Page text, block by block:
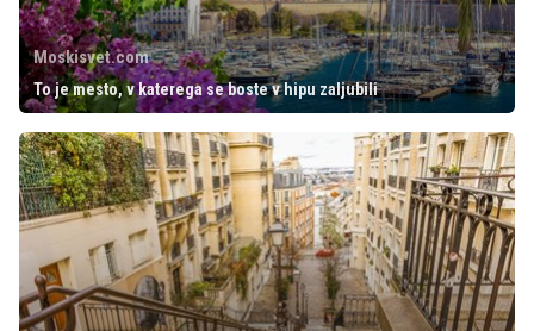
Moskisvet.com
To je mesto, v katerega se boste v hipu zaljubili